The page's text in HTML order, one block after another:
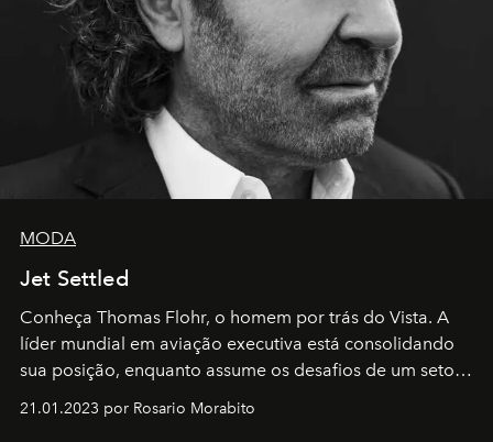
MODA
Jet Settled
Conheça Thomas Flohr, o homem por trás do Vista. A
líder mundial em aviação executiva está consolidando
sua posição, enquanto assume os desafios de um setor
em rápida evolução e redefinindo o conceito de luxo
21.01.2023 por Rosario Morabito